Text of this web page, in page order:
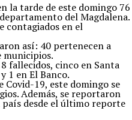
la tarde de este domingo 76
del Magdalena.
contagiados en el
así: 40 pertenecen a
municipios.
fallecidos, cinco en Santa
1 en El Banco.
Covid-19, este domingo se
Además, se reportaron
desde el último reporte